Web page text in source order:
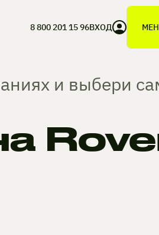
8 800 201 15 96ВХОД
и выбери